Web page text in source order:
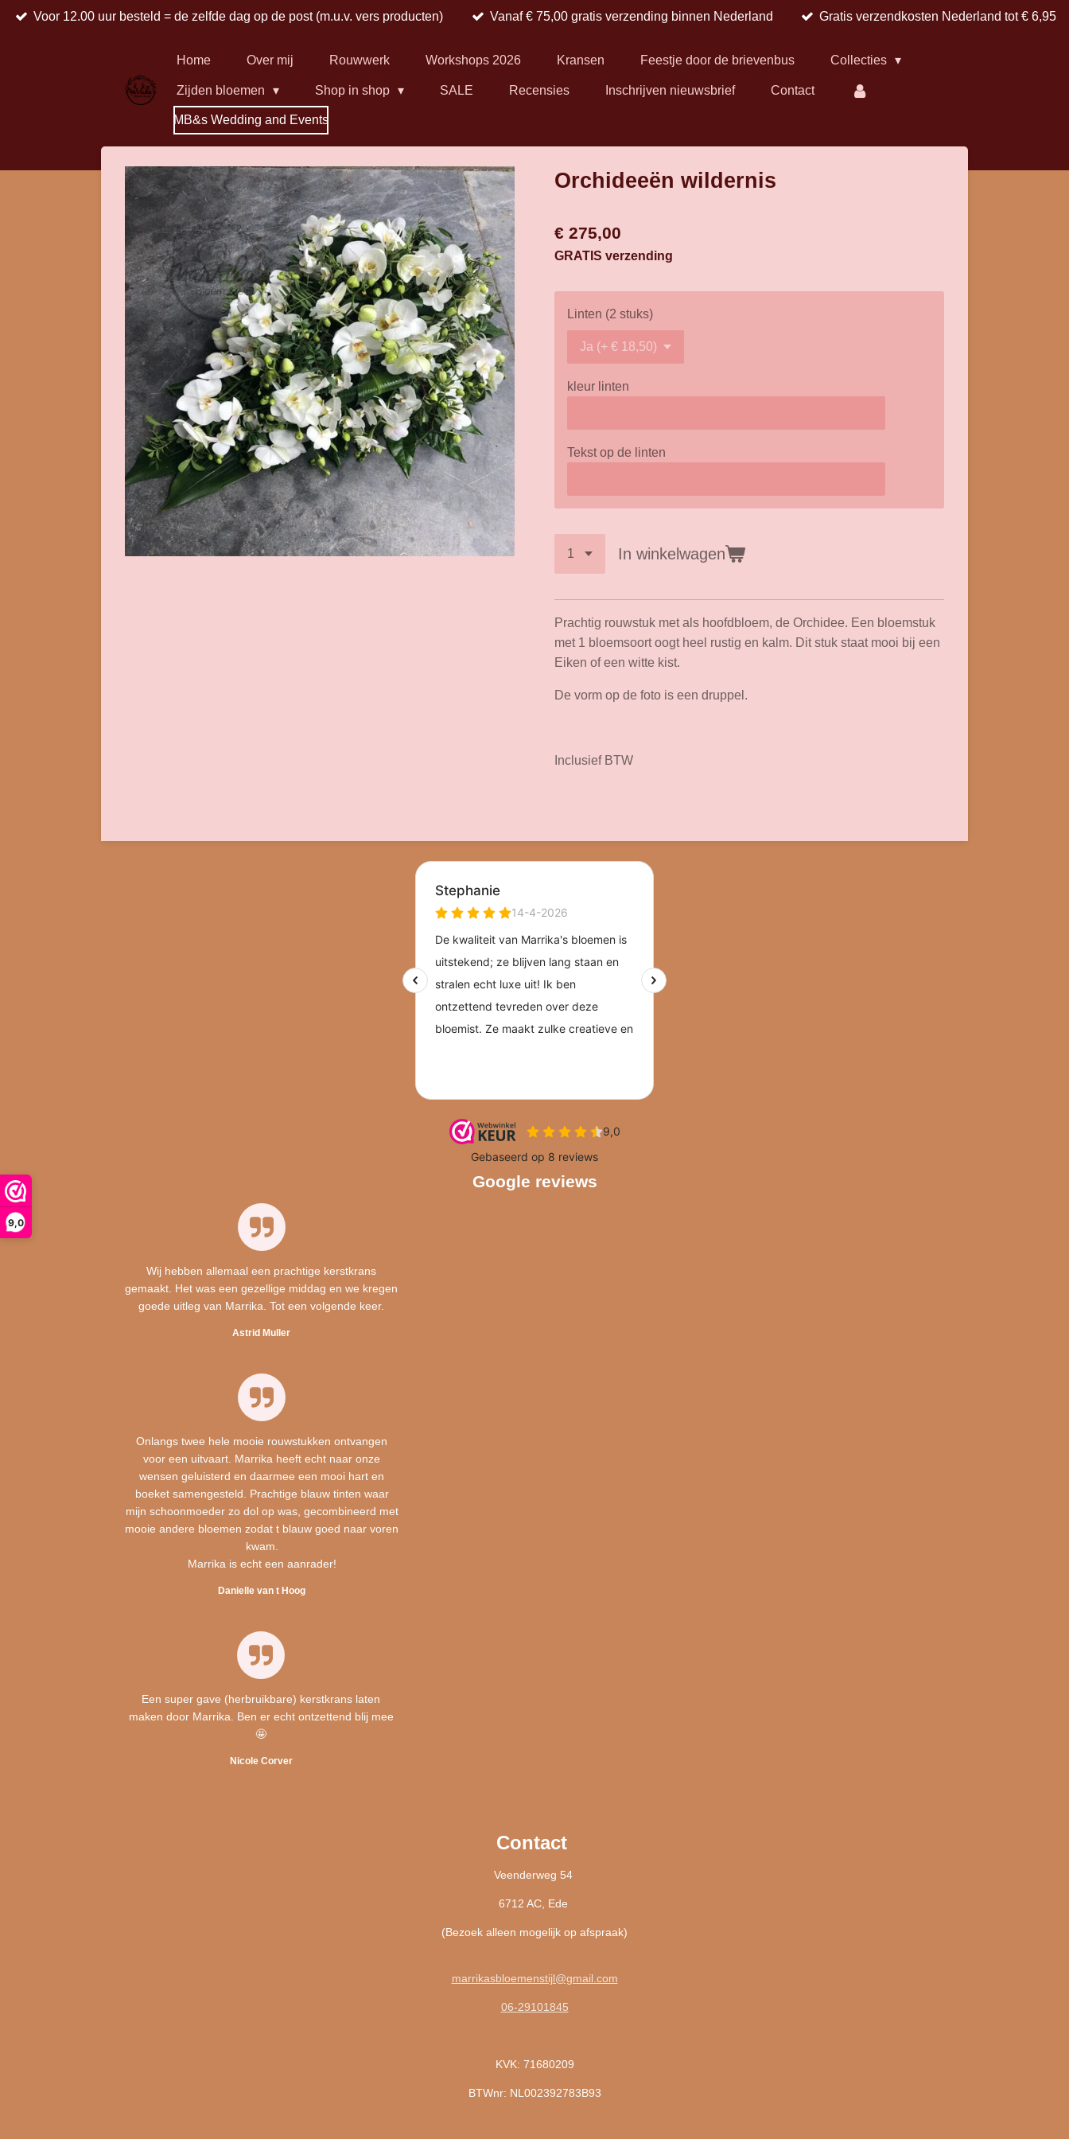
9,0
Ga
Voor 12.00 uur besteld = de zelfde dag op de post (m.u.v. vers producten) Vanaf € 75,00 gratis verzending binnen Nederland Gratis verzendkosten Nederland tot € 6,95
Home Over mij Rouwwerk Workshops 2026 Kransen Feestje door de brievenbus Collecties
Zijden bloemen Shop in shop SALE Recensies Inschrijven nieuwsbrief Contact
MB&s Wedding and Events
Orchideeën wildernis
€ 275,00
GRATIS verzending
Linten (2 stuks)
kleur linten
Tekst op de linten
In winkelwagen
Prachtig rouwstuk met als hoofdbloem, de Orchidee. Een bloemstuk
met 1 bloemsoort oogt heel rustig en kalm. Dit stuk staat mooi bij een
Eiken of een witte kist.
De vorm op de foto is een druppel.
Inclusief BTW
Google reviews
Wij hebben allemaal een prachtige kerstkrans
gemaakt. Het was een gezellige middag en we kregen
goede uitleg van Marrika. Tot een volgende keer.
Astrid Muller
Onlangs twee hele mooie rouwstukken ontvangen
voor een uitvaart. Marrika heeft echt naar onze
wensen geluisterd en daarmee een mooi hart en
boeket samengesteld. Prachtige blauw tinten waar
mijn schoonmoeder zo dol op was, gecombineerd met
mooie andere bloemen zodat t blauw goed naar voren
kwam.
Marrika is echt een aanrader!
Danielle van t Hoog
Een super gave (herbruikbare) kerstkrans laten
maken door Marrika. Ben er echt ontzettend blij mee
🤩
Nicole Corver
Contact
Veenderweg 54
6712 AC, Ede
(Bezoek alleen mogelijk op afspraak)
marrikasbloemenstijl@gmail.com
06-29101845
KVK: 71680209
BTWnr: NL002392783B93